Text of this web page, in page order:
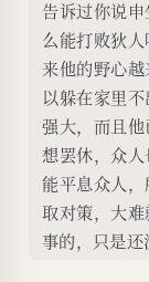
告诉过你说
么能打败狄
来他的野心
以躲在家里
强大，而且
想罢休，众
能平息众人
取对策，大
事的，只是